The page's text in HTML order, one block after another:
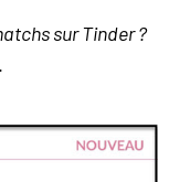
sur Tinder ?
.